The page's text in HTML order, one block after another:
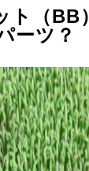
ト（BB
ーツ？